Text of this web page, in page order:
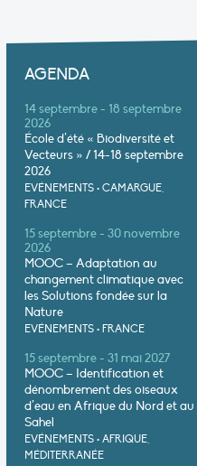
AGENDA
14 septembre - 18 septembre
2026
École d’été « Biodiversité et
Vecteurs » / 14-18 septembre
2026
EVÉNEMENTS • CAMARGUE,
FRANCE
15 septembre - 30 novembre
2026
MOOC – Adaptation au
changement climatique avec
les Solutions fondée sur la
Nature
EVÉNEMENTS • FRANCE
15 septembre - 31 mai 2027
MOOC – Identification et
dénombrement des oiseaux
d’eau en Afrique du Nord et au
Sahel
EVÉNEMENTS • AFRIQUE,
MÉDITERRANÉE